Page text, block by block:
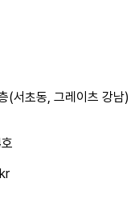
(서초동, 그레이츠 강남)